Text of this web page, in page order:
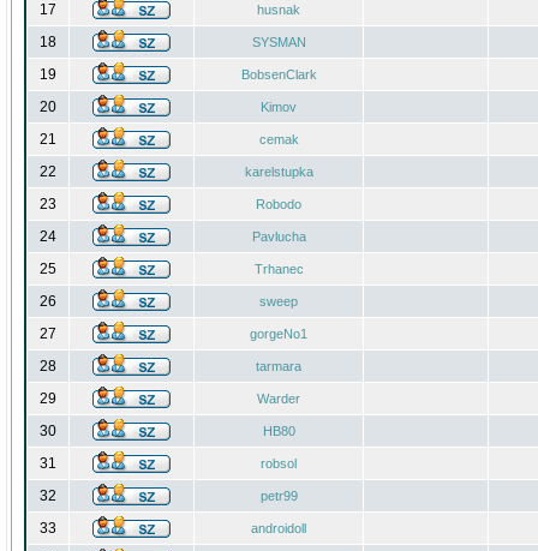
17 husnak
18 SYSMAN
19 BobsenClark
20 Kimov
21 cemak
22 karelstupka
23 Robodo
24 Pavlucha
25 Trhanec
26 sweep
27 gorgeNo1
28 tarmara
29 Warder
30 HB80
31 robsol
32 petr99
33 androidoll